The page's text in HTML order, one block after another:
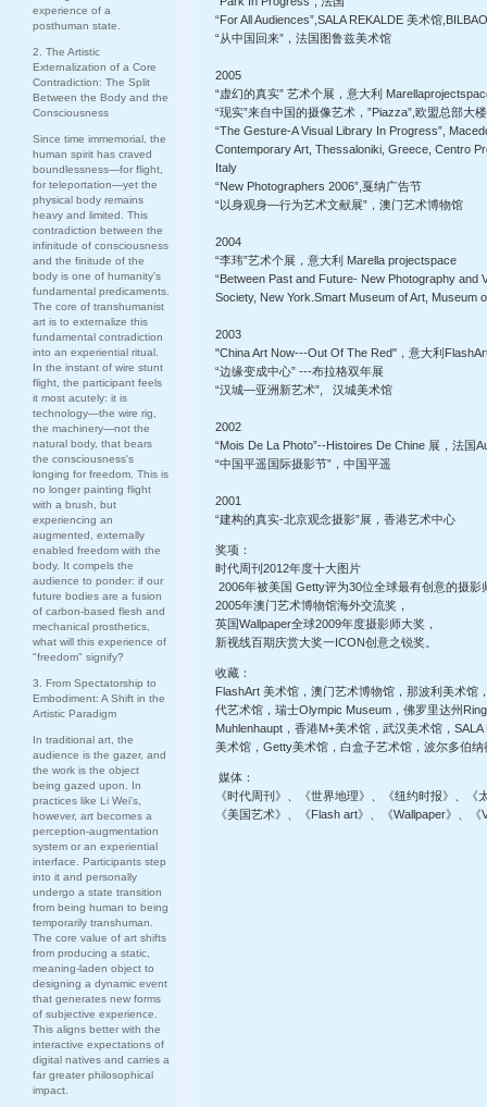
experience of a
posthuman state.
2. The Artistic
Externalization of a Core
Contradiction: The Split
Between the Body and the
Consciousness
Since time immemorial, the
human spirit has craved
boundlessness—for flight,
for teleportation—yet the
physical body remains
heavy and limited. This
contradiction between the
infinitude of consciousness
and the finitude of the
body is one of humanity's
fundamental predicaments.
The core of transhumanist
art is to externalize this
fundamental contradiction
into an experiential ritual.
In the instant of wire stunt
flight, the participant feels
it most acutely: it is
technology—the wire rig,
the machinery—not the
natural body, that bears
the consciousness's
longing for freedom. This is
no longer painting flight
with a brush, but
experiencing an
augmented, externally
enabled freedom with the
body. It compels the
audience to ponder: if our
future bodies are a fusion
of carbon-based flesh and
mechanical prosthetics,
what will this experience of
"freedom" signify?
3. From Spectatorship to
Embodiment: A Shift in the
Artistic Paradigm
In traditional art, the
audience is the gazer, and
the work is the object
being gazed upon. In
practices like Li Wei's,
however, art becomes a
perception-augmentation
system or an experiential
interface. Participants step
into it and personally
undergo a state transition
from being human to being
temporarily transhuman.
The core value of art shifts
from producing a static,
meaning-laden object to
designing a dynamic event
that generates new forms
of subjective experience.
This aligns better with the
interactive expectations of
digital natives and carries a
far greater philosophical
impact.
“For All Audiences”,SALA REKALDE 美术馆
“从中国回来”，法国图鲁兹美术馆
2005
“虚幻的真实” 艺术个展，意大利
“现实”来自中国的摄像艺术，”Piazza”,欧盟总部大
“The Gesture-A Visual Library In Progress”,
Contemporary Art, Thessaloniki, Greece, Centro
Italy
“New Photographers 2006”,戛纳广告节
“以身观身—行为艺术文献展”，澳门艺术博物馆
2004
“李玮”艺术个展，意大利 Marella projectspace
“Between Past and Future- New Photography and
Society, New York.Smart Museum of Art, Museum
2003
"China Art Now---Out Of The Red"，意大利
“边缘变成中心” ---布拉格双年展
“汉城—亚洲新艺术”, 汉城美术馆
2002
“Mois De La Photo”--Histoires De Chine 展，法国
“中国平遥国际摄影节”，中国平遥
2001
“建构的真实-北京观念摄影”展，香港艺术中心
奖项：
时代周刊2012年度十大图片
2006年被美国 Getty评为30位全球最有创意的摄影
2005年澳门艺术博物馆海外交流奖，
英国Wallpaper全球2009年度摄影师大奖，
新视线百期庆赏大奖一ICON创意之锐奖。
收藏：
FlashArt 美术馆，澳门艺术博物馆，那波利美术馆
代艺术馆，瑞士Olympic Museum，佛罗里达州
Muhlenhaupt，香港M+美术馆，武汉美术馆，
美术馆，Getty美术馆，白盒子艺术馆，波尔多伯纳
媒体：
《时代周刊》、《世界地理》、《纽约时报》、《
《美国艺术》、《Flash art》、《Wallpaper》、《